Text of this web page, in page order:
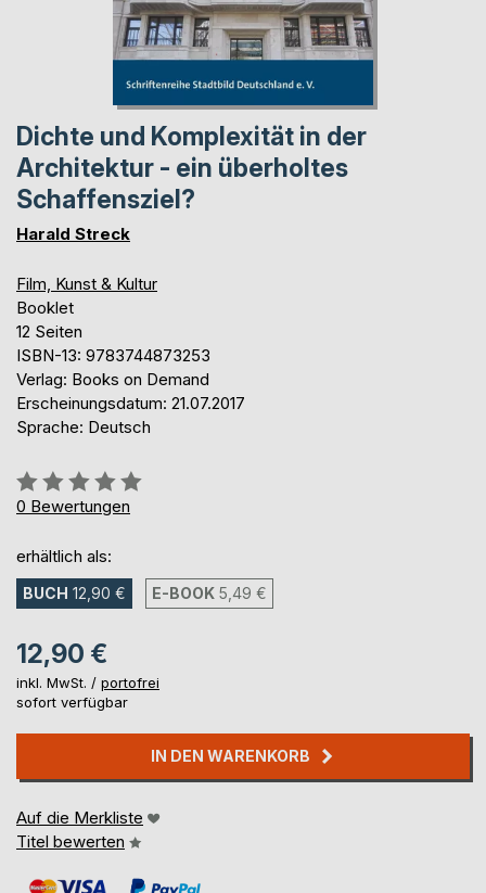
Dichte und Komplexität in der
Architektur - ein überholtes
Schaffensziel?
Harald Streck
Film, Kunst & Kultur
Booklet
12 Seiten
ISBN-13: 9783744873253
Verlag: Books on Demand
Erscheinungsdatum: 21.07.2017
Sprache: Deutsch
Bewertung::
0%
0 Bewertungen
erhältlich als:
BUCH 12,90 € E-BOOK 5,49 €
12,90 €
inkl. MwSt. / portofrei
sofort verfügbar
IN DEN WARENKORB
Auf die Merkliste
Titel bewerten